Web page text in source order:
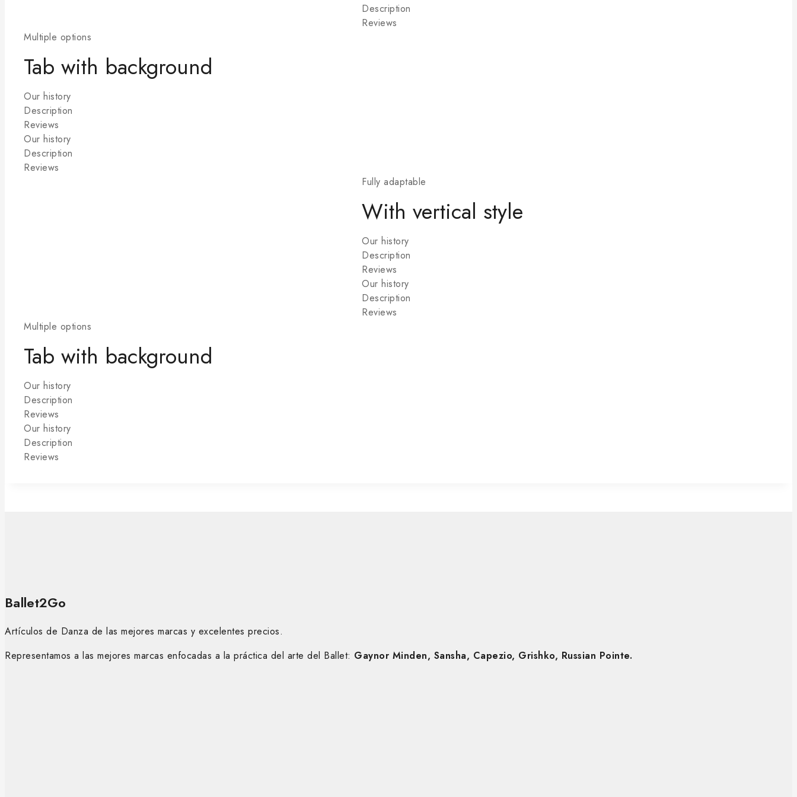
Description
Reviews
Multiple options
Tab with background
Our history
Description
Reviews
Our history
Description
Reviews
Fully adaptable
With vertical style
Our history
Description
Reviews
Our history
Description
Reviews
Multiple options
Tab with background
Our history
Description
Reviews
Our history
Description
Reviews
Ballet2Go
Artículos de Danza de las mejores marcas y excelentes precios.
Representamos a las mejores marcas enfocadas a la práctica del arte del Ballet: Gaynor Minden, Sansha, Capezio, Grishko, Russian Pointe.